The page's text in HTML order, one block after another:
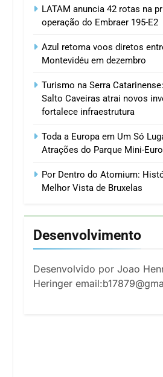
LATAM anuncia 42 rotas na
operação do Embraer 195-E2
Azul retoma voos diretos
Montevidéu em dezembro
Turismo na Serra
Salto Caveiras atrai novos
fortalece infraestrutura
Toda a Europa em Um Só
Atrações do Parque Mini-
Por Dentro do Atomium:
Melhor Vista de Bruxelas
Desenvolvimento
Desenvolvido por Joao
Heringer